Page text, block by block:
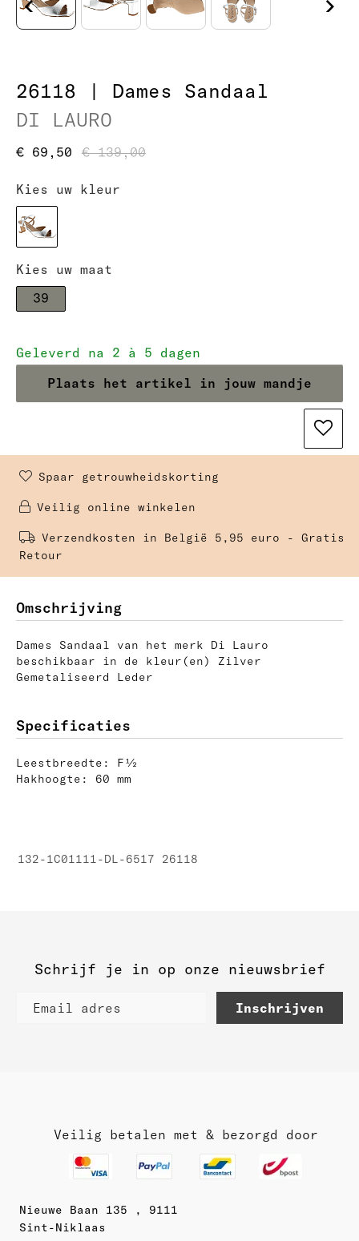
26118 | Dames Sandaal
DI LAURO
€ 139,00
€ 69,50
Kies uw kleur
Kies uw maat
39
Geleverd na 2 à 5 dagen
Plaats het artikel in jouw mandje
Spaar getrouwheidskorting
Veilig online winkelen
Verzendkosten in België 5,95 euro - Gratis
Retour
Omschrijving
Dames Sandaal van het merk Di Lauro
beschikbaar in de kleur(en) Zilver
Gemetaliseerd Leder
Specificaties
Leestbreedte: F½
Hakhoogte: 60 mm
132-1C01111-DL-6517 26118
Schrijf je in op onze nieuwsbrief
Inschrijven
Veilig betalen met & bezorgd door
Nieuwe Baan 135 , 9111
Sint-Niklaas